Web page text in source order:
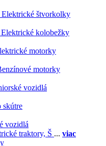
Elektrické štvorkolky
Elektrické kolobežky
motorky
motorky
vozidlá
skútre
vozidlá
traktory, Š ... viac